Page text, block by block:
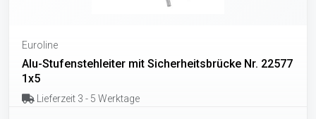
Euroline
Alu-Stufenstehleiter mit Sicherheitsbrücke Nr. 22577
1x5
Lieferzeit 3 - 5 Werktage